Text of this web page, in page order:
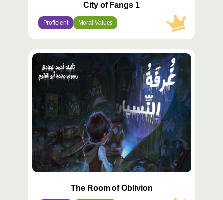
City of Fangs 1
Proficient Moral Values
محتوى
مميّز
The Room of Oblivion